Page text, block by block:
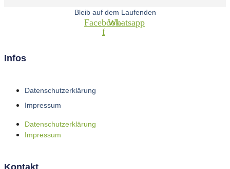
Bleib auf dem Laufenden
Facebook-
f
Whatsapp
Infos
Datenschutzerklärung
Impressum
Datenschutzerklärung
Impressum